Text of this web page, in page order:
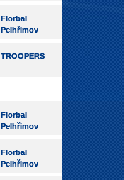
Florbal
Pelhřimov
TROOPERS
Florbal
Pelhřimov
Florbal
Pelhřimov